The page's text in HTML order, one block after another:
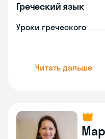
Греческий язык
Уроки греческого
Читать дальше